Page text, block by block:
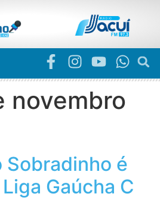
novembro
Sobradinho é
Gaúcha C